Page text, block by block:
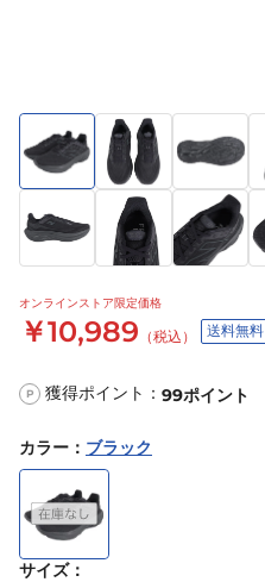
オンラインストア限定価格
￥10,989 （税込） 送料無料
P 獲得ポイント： 99ポイント
カラー ： ブラック
サイズ：